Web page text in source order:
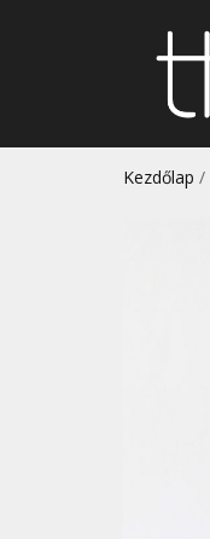
Kezdőlap /